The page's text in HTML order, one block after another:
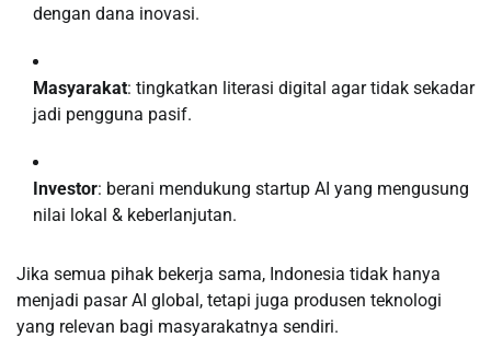
dengan dana inovasi.
Masyarakat: tingkatkan literasi digital agar tidak sekadar
jadi pengguna pasif.
Investor: berani mendukung startup AI yang mengusung
nilai lokal & keberlanjutan.
Jika semua pihak bekerja sama, Indonesia tidak hanya
menjadi pasar AI global, tetapi juga produsen teknologi
yang relevan bagi masyarakatnya sendiri.